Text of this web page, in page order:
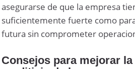
asegurarse de que la empresa
suficientemente fuerte como
futura sin comprometer
Consejos para mejorar